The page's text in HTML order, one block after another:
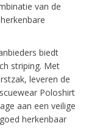
van de
biedt
striping. Met
leveren de
Poloshirt
aan een veilige
herkenbaar